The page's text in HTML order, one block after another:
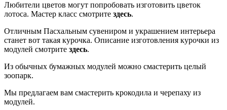
Любители цветов могут попробовать изготовить цветок
лотоса. Мастер класс смотрите здесь.
Отличным Пасхальным сувениром и украшением интерьера
станет вот такая курочка. Описание изготовления курочки из
модулей смотрите здесь.
Из обычных бумажных модулей можно смастерить целый
зоопарк.
Мы предлагаем вам смастерить крокодила и черепаху из
модулей.